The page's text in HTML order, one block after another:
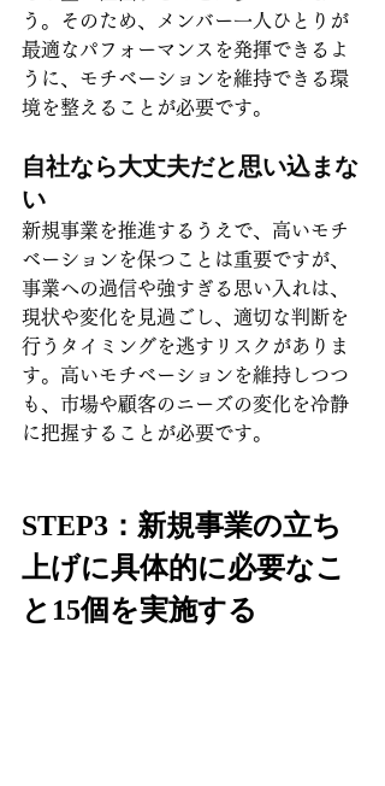
う。そのため、メンバー一人ひとりが
最適なパフォーマンスを発揮できるよ
うに、モチベーションを維持できる環
境を整えることが必要です。
自社なら大丈夫だと思い込まな
い
新規事業を推進するうえで、高いモチ
ベーションを保つことは重要ですが、
事業への過信や強すぎる思い入れは、
現状や変化を見過ごし、適切な判断を
行うタイミングを逃すリスクがありま
す。高いモチベーションを維持しつつ
も、市場や顧客のニーズの変化を冷静
に把握することが必要です。
STEP3：新規事業の立ち
上げに具体的に必要なこ
と15個を実施する